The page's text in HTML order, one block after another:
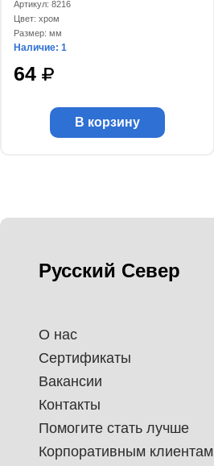
Артикул: 8216
Цвет: хром
Размер: мм
Наличие: 1
64
В корзину
Русский Север
О нас
Сертификаты
Вакансии
Контакты
Помогите стать лучше
Корпоративным клиентам